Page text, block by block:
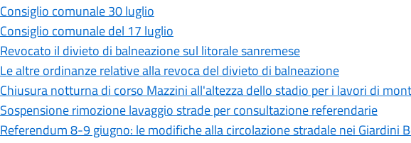
Consiglio comunale 30 luglio
Consiglio comunale del 17 luglio
Revocato il divieto di balneazione sul litorale sanremese
Le altre ordinanze relative alla revoca del divieto di balneazione
Chiusura notturna di corso Mazzini all'altezza dello stadio per i lavori di
Sospensione rimozione lavaggio strade per consultazione referendarie
Referendum 8-9 giugno: le modifiche alla circolazione stradale nei Giardini